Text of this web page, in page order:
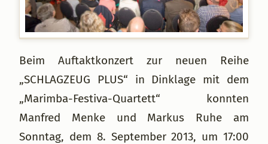
Beim Auftaktkonzert zur neuen Reihe
„SCHLAGZEUG PLUS“ in Dinklage mit dem
„Marimba-Festiva-Quartett“ konnten
Manfred Menke und Markus Ruhe am
Sonntag, dem 8. September 2013, um 17:00